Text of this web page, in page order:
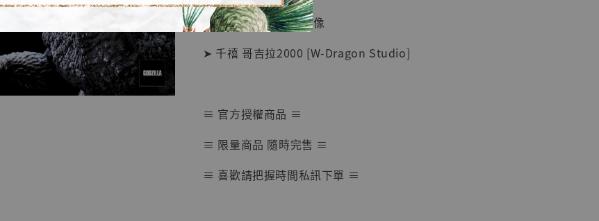
NT$ 4,280
-
■ 哥吉拉系列 蒐藏雕像
➤ 千禧 哥吉拉2000 [W-Dragon Studio]
≡ 官方授權商品 ≡
≡ 限量商品 隨時完售 ≡
≡ 喜歡請把握時間私訊下單 ≡